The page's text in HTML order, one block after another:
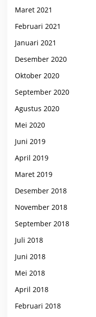
Maret 2021
Februari 2021
Januari 2021
Desember 2020
Oktober 2020
September 2020
Agustus 2020
Mei 2020
Juni 2019
April 2019
Maret 2019
Desember 2018
November 2018
September 2018
Juli 2018
Juni 2018
Mei 2018
April 2018
Februari 2018